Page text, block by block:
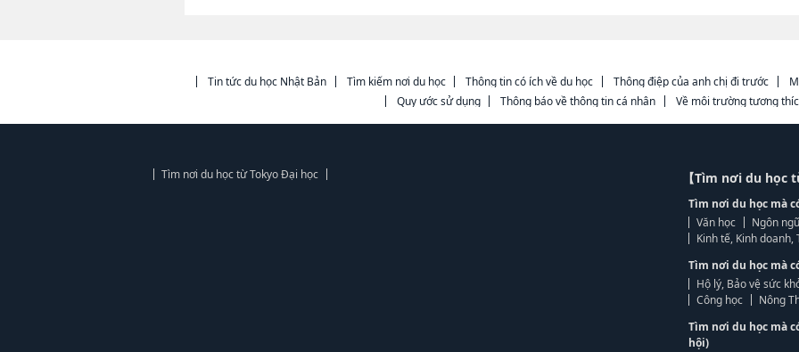
Tin tức du học Nhật Bản Tìm kiếm nơi du học Thông tin có ích về du học Thông điệp của anh chị đi trước
Quy ước sử dụng
Thông báo về thông tin cá nhân Về môi trường tương
Tìm nơi du học từ Tokyo Đại học 【Tìm nơi du học
Tìm nơi du học mà
Văn học
Ngôn
Kinh tế, Kinh
Tìm nơi du học mà
Hộ lý, Bảo vệ sức
Công học
Nông
Tìm nơi du học mà
hội)